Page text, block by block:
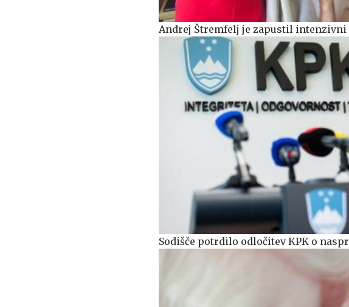
Andrej Štremfelj je zapustil intenzivni
Sodišče potrdilo odločitev KPK o